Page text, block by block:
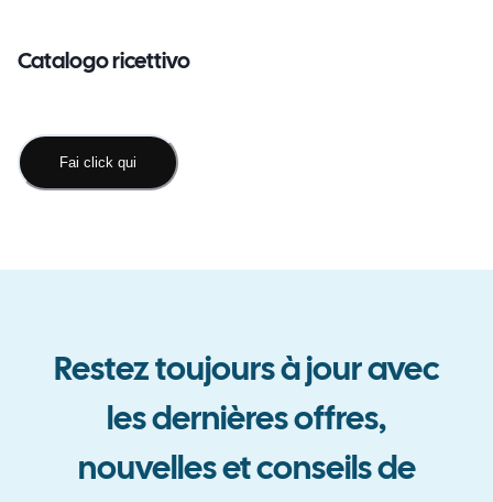
Catalogo ricettivo
Fai click qui
Restez toujours à jour avec
les dernières offres,
nouvelles et conseils de